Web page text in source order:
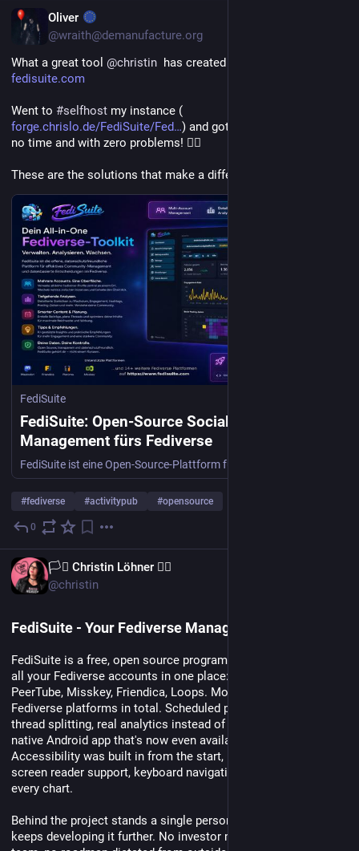
Oliver
@wraith@demanufacture.org
What a great tool @christin
  has created with
fedisuite.com
Went to #selfhost my instance (
forge.chrislo.de/FediSuite/Fed ) and got it up and running in
no time and with zero problems! 👍🏻
These are the solutions that make a difference! 🖤🙏
FediSuite
FediSuite: Open-Source Social-Media-
Management fürs Fediverse
#fediverse #activitypub #opensource
0
🏳️‍⚧️ Christin Löhner 🏳️‍🌈
@christin
FediSuite - Your Fediverse Management Platform
FediSuite is a free, open source program that lets you manage
all your Fediverse accounts in one place: Mastodon, Pixelfed,
PeerTube, Misskey, Friendica, Loops. More than twenty
Fediverse platforms in total. Scheduled posts, automatic
thread splitting, real analytics instead of generic tips, and a
native Android app that's now even available on F-Droid.
Accessibility was built in from the start, not added on later:
screen reader support, keyboard navigation, full data tables for
every chart.
Behind the project stands a single person who uses it daily and
keeps developing it further. No investor money, no growth